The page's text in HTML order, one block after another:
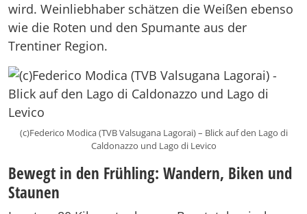
wird. Weinliebhaber schätzen die Weißen ebenso
wie die Roten und den Spumante aus der
Trentiner Region.
(c)Federico Modica (TVB Valsugana Lagorai) – Blick auf den Lago di
Caldonazzo und Lago di Levico
Bewegt in den Frühling: Wandern, Biken und
Staunen